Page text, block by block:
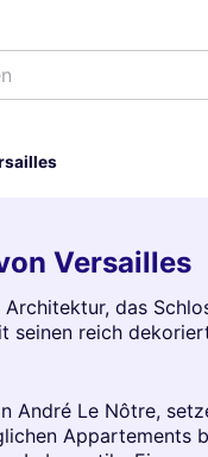
Versailles
das
seinen reich
André Le Nôtre,
Appartements